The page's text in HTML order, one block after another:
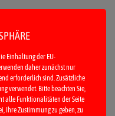
Einhaltung der EU-
daher zunächst nur
erforderlich sind. Zusätzliche
verwendet. Bitte beachten Sie,
alle Funktionalitäten der Seite
Ihre Zustimmung zu geben, zu